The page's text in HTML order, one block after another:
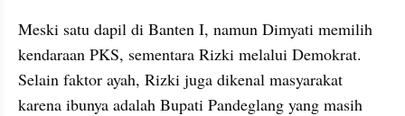
Meski satu dapil di Banten I, namun Dimyati memilih
kendaraan PKS, sementara Rizki melalui Demokrat.
Selain faktor ayah, Rizki juga dikenal masyarakat
karena ibunya adalah Bupati Pandeglang yang masih